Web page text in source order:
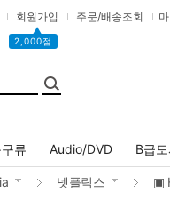
회원가입
▲
2,000점
주문/배송조회
류 Audio/DVD B급도
넷플릭스 ▣